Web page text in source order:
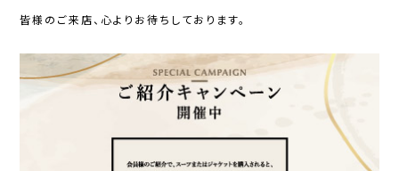
皆様のご来店、心よりお待ちしております。